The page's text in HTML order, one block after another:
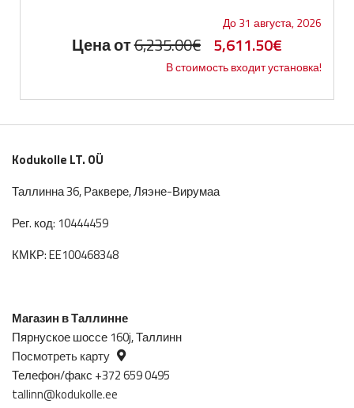
До 31 августа, 2026
Цена от6,235.00€ Первоначальная
цена
составляла
6,235.00€.
5,611.50€
цена:
5,611.50€.
В стоимость входит установка!
Kodukolle LT. OÜ
Таллинна 36, Раквере, Ляэне-Вирумаа
Рег. код: 10444459
КМКР: EE100468348
Магазин в Таллинне
Пярнуское шоссе 160j, Таллинн
Посмотреть карту
Телефон/факс +372 659 0495
tallinn@kodukolle.ee